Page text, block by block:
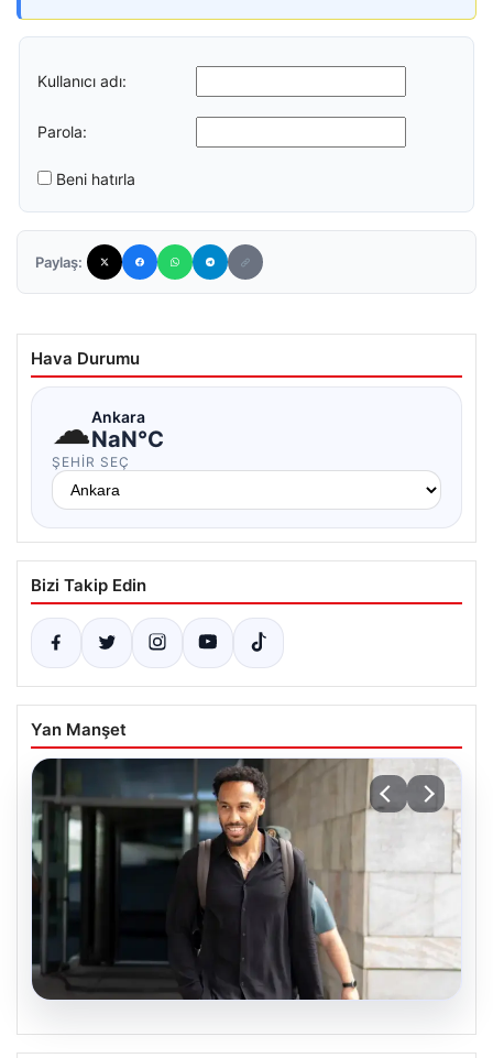
Kullanıcı adı:
Parola:
Beni hatırla
Paylaş:
Hava Durumu
☁Ankara
NaN°C
ŞEHIR SEÇ
Bizi Takip Edin
Yan Manşet
05.08.2026